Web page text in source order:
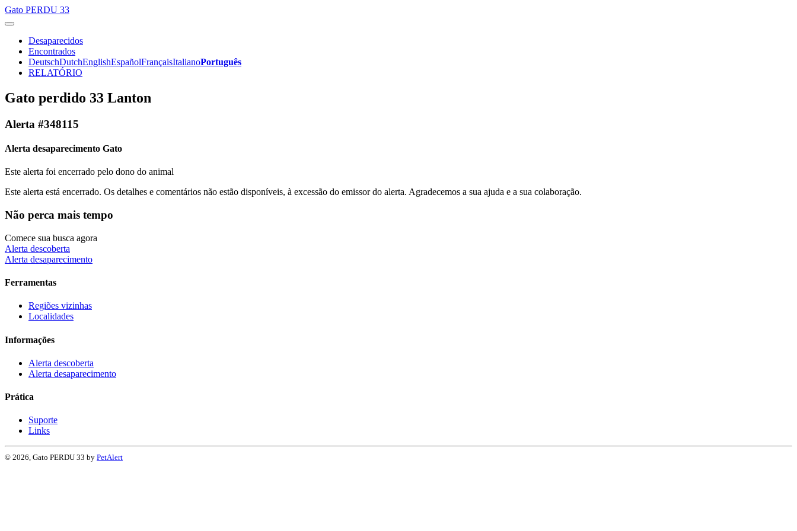
Gato PERDU 33
Desaparecidos
Encontrados
DeutschDutchEnglishEspañolFrançaisItalianoPortuguês
RELATÓRIO
Gato perdido 33 Lanton
Alerta #348115
Alerta desaparecimento Gato
Este alerta foi encerrado pelo dono do animal
Este alerta está encerrado. Os detalhes e comentários não estão disponíveis, à excessão do emissor do alerta. Agradecemos a sua ajuda e a sua colaboração.
Não perca mais tempo
Comece sua busca agora
Alerta descoberta
Alerta desaparecimento
Ferramentas
Regiões vizinhas
Localidades
Informações
Alerta descoberta
Alerta desaparecimento
Prática
Suporte
Links
© 2026, Gato PERDU 33 by PetAlert